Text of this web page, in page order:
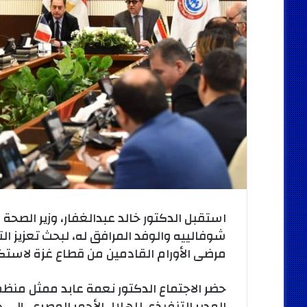
استقبل الدكتور خالد عبدالغفار، وزير
شوفالييه والوفد المرافق له، لبحث
مرضى الأورام القادمين من قطاع غزة
حضر الاجتماع الدكتور نعمة عابد ممثل